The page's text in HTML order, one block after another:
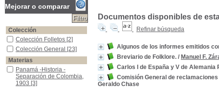
Documentos disponibles de
Refinar búsqueda
Algunos de los informes emitidos
Breviario de Folklore. / Manuel F.
Carlos I de España y V de
Comisión General de
Geraldo Chase
Mejorar o comparar
Colección
Colección Folletos
Colección Folletos [2]
Colección General
Colección General [23]
Materias
Panamá -Historia -Separación de Colombia, 1903
Panamá -Historia -
Separación de Colombia,
1903 [3]